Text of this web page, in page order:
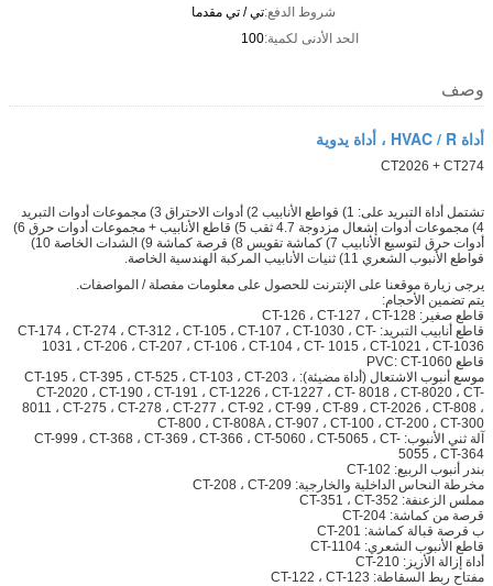
شروط الدفع:تي / تي مقدما
الحد الأدنى لكمية:100
وصف
أداة HVAC / R ، أداة يدوية
CT2026 + CT274
تشتمل أداة التبريد على: 1) قواطع الأنابيب 2) أدوات الاحتراق 3) مجموعات أدوات التبريد
4) مجموعات أدوات إشعال مزدوجة 4.7 ثقب 5) قاطع الأنابيب + مجموعات أدوات حرق 6)
أدوات حرق لتوسيع الأنابيب 7) كماشة تقويس 8) قرصة كماشة 9) الشدات الخاصة 10)
قواطع الأنبوب الشعري 11) ثنيات الأنابيب المركبة الهندسية الخاصة.
يرجى زيارة موقعنا على الإنترنت للحصول على معلومات مفصلة / المواصفات.
يتم تضمين الأحجام:
قاطع صغير: CT-126 ، CT-127 ، CT-128
قاطع أنابيب التبريد: CT-174 ، CT-274 ، CT-312 ، CT-105 ، CT-107 ، CT-1030 ، CT-
1031 ، CT-206 ، CT-207 ، CT-106 ، CT-104 ، CT- 1015 ، CT-1021 ، CT-1036
قاطع PVC: CT-1060
موسع أنبوب الاشتعال (أداة مضيئة): CT-195 ، CT-395 ، CT-525 ، CT-103 ، CT-203 ،
CT-2020 ، CT-190 ، CT-191 ، CT-1226 ، CT-1227 ، CT- 8018 ، CT-8020 ، CT-
8011 ، CT-275 ، CT-278 ، CT-277 ، CT-92 ، CT-99 ، CT-89 ، CT-2026 ، CT-808 ،
CT-800 ، CT-808A ، CT-907 ، CT-100 ، CT-200 ، CT-300
آلة ثني الأنبوب: CT-999 ، CT-368 ، CT-369 ، CT-366 ، CT-5060 ، CT-5065 ، CT-
5055 ، CT-364
بندر أنبوب الربيع: CT-102
مخرطة النحاس الداخلية والخارجية: CT-208 ، CT-209
مملس الزعنفة: CT-351 ، CT-352
قرصة من كماشة: CT-204
ب قرصة قبالة كماشة: CT-201
قاطع الأنبوب الشعري: CT-1104
أداة إزالة الأزيز: CT-210
مفتاح ربط السقاطة: CT-122 ، CT-123